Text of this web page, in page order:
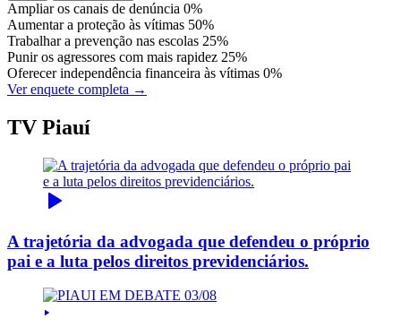
Ampliar os canais de denúncia 0%
Aumentar a proteção às vítimas 50%
Trabalhar a prevenção nas escolas 25%
Punir os agressores com mais rapidez 25%
Oferecer independência financeira às vítimas 0%
Ver enquete completa →
TV Piauí
A trajetória da advogada que defendeu o próprio
pai e a luta pelos direitos previdenciários.